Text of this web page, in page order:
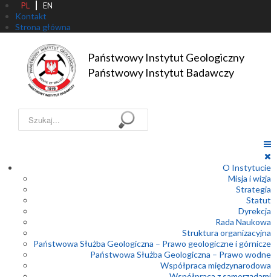
PL EN
Kontakt
Strona główna
Państwowy Instytut Geologiczny
Państwowy Instytut Badawczy
Szukaj...
O Instytucie
Misja i wizja
Strategia
Statut
Dyrekcja
Rada Naukowa
Struktura organizacyjna
Państwowa Służba Geologiczna – Prawo geologiczne i górnicze
Państwowa Służba Geologiczna – Prawo wodne
Współpraca międzynarodowa